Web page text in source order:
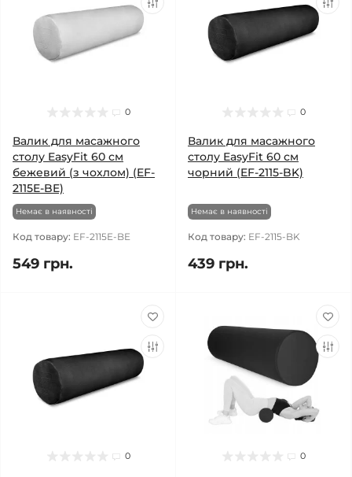
0
Валик для масажного
столу EasyFit 60 см
бежевий (з чохлом) (EF-
2115E-BE)
Немає в наявності
Код товару: EF-2115E-BE
549 грн.
0
Валик для масажного
столу EasyFit 60 см
чорний (EF-2115-BK)
Немає в наявності
Код товару: EF-2115-BK
439 грн.
0 0